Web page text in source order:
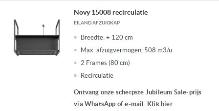
Novy 15008 recirculatie
EILAND AFZUIGKAP
Breedte: ± 120 cm
Max. afzuigvermogen: 508 m3/u
2 Frames (80 cm)
Recirculatie
Ontvang onze scherpste Jubileum Sale-prijs
via WhatsApp of e-mail. Klik hier